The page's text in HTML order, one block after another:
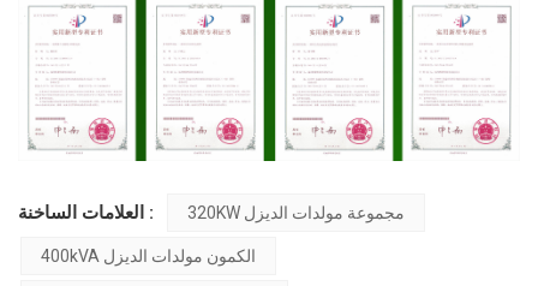
العلامات الساخنة : 320KW مجموعة مولدات الديزل
400kVA الكمون مولدات الديزل